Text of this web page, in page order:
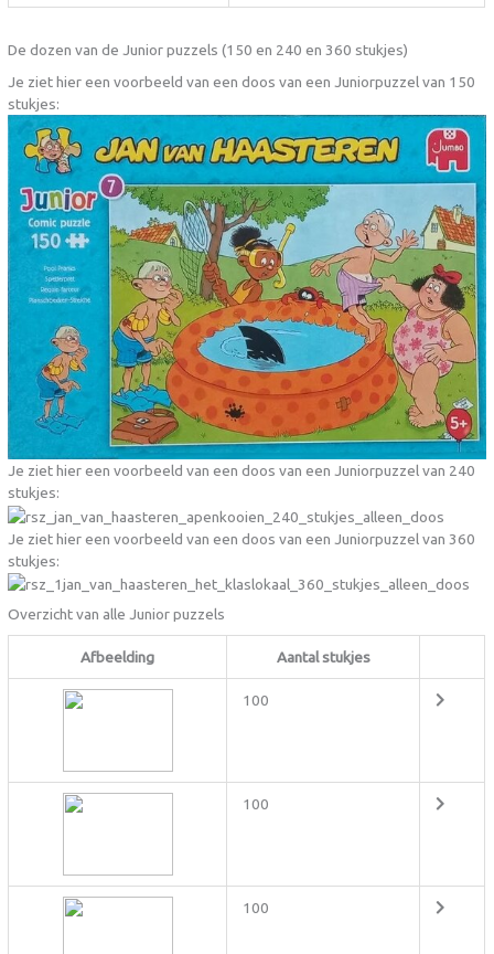
De dozen van de Junior puzzels (150 en 240 en 360 stukjes)
Je ziet hier een voorbeeld van een doos van een Juniorpuzzel van 150
stukjes:
Je ziet hier een voorbeeld van een doos van een Juniorpuzzel van 240
stukjes:
Je ziet hier een voorbeeld van een doos van een Juniorpuzzel van 360
stukjes:
Overzicht van alle Junior puzzels
Afbeelding Aantal stukjes
100
100
100